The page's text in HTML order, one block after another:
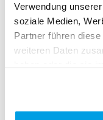
Verwendung
soziale Medien,
Partner führen
weiteren Daten